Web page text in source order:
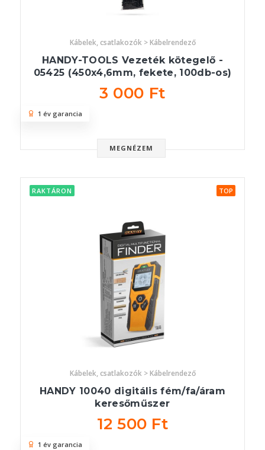
Kábelek, csatlakozók > Kábelrendező
HANDY-TOOLS Vezeték kötegelő -
05425 (450x4,6mm, fekete, 100db-os)
3 000 Ft
MEGNÉZEM
1 év garancia
RAKTÁRON TOP
Kábelek, csatlakozók > Kábelrendező
HANDY 10040 digitális fém/fa/áram
keresőműszer
12 500 Ft
1 év garancia